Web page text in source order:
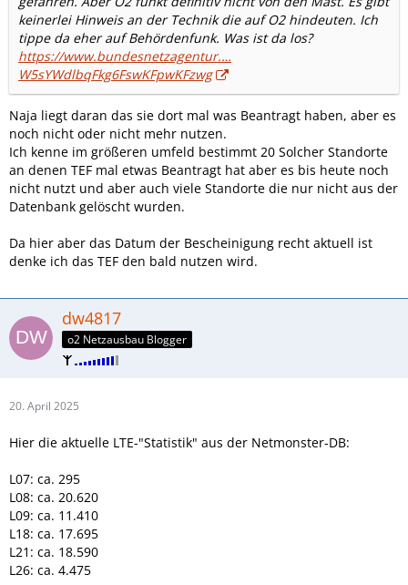
keinerlei Hinweis an der Technik die auf O2 hindeuten. Ich
tippe da eher auf Behördenfunk. Was ist da los?
https://www.bundesnetzagentur.…
W5sYWdlbqFkg6FswKFpwKFzwg
Naja liegt daran das sie dort mal was Beantragt haben, aber es
noch nicht oder nicht mehr nutzen.
Ich kenne im größeren umfeld bestimmt 20 Solcher Standorte
an denen TEF mal etwas Beantragt hat aber es bis heute noch
nicht nutzt und aber auch viele Standorte die nur nicht aus der
Datenbank gelöscht wurden.
Da hier aber das Datum der Bescheinigung recht aktuell ist
denke ich das TEF den bald nutzen wird.
dw4817
o2 Netzausbau Blogger
20. April 2025
Hier die aktuelle LTE-"Statistik" aus der Netmonster-DB:
L07: ca. 295
L08: ca. 20.620
L09: ca. 11.410
L18: ca. 17.695
L21: ca. 18.590
L26: ca. 4.475